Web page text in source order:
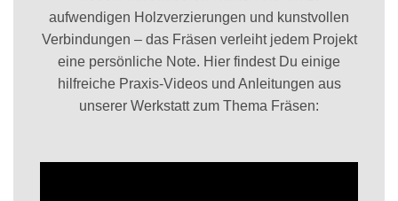
aufwendigen Holzverzierungen und kunstvollen
Verbindungen – das Fräsen verleiht jedem Projekt
eine persönliche Note. Hier findest Du einige
hilfreiche Praxis-Videos und Anleitungen aus
unserer Werkstatt zum Thema Fräsen: